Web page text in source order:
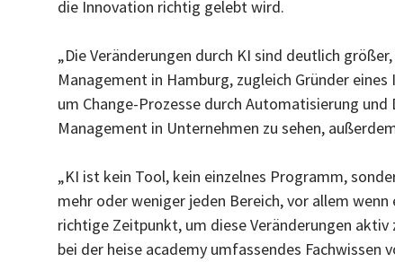
die Innovation richtig gelebt wird.
„Die Veränderungen durch KI sind deutlich
Management in Hamburg, zugleich Gründer
um Change-Prozesse durch Automatisierung
Management in Unternehmen zu sehen,
„KI ist kein Tool, kein einzelnes Programm,
mehr oder weniger jeden Bereich, vor allem
richtige Zeitpunkt, um diese Veränderungen
bei der heise academy umfassendes